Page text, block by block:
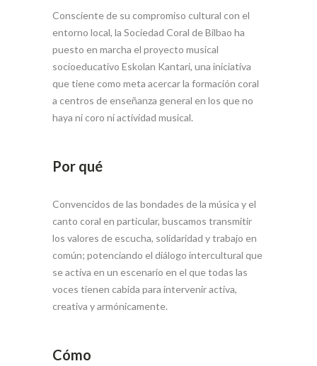
Consciente de su compromiso cultural con el
entorno local, la Sociedad Coral de Bilbao ha
puesto en marcha el proyecto musical
socioeducativo Eskolan Kantari, una iniciativa
que tiene como meta acercar la formación coral
a centros de enseñanza general en los que no
haya ni coro ni actividad musical.
Por qué
Convencidos de las bondades de la música y el
canto coral en particular, buscamos transmitir
los valores de escucha, solidaridad y trabajo en
común; potenciando el diálogo intercultural que
se activa en un escenario en el que todas las
voces tienen cabida para intervenir activa,
creativa y armónicamente.
Cómo